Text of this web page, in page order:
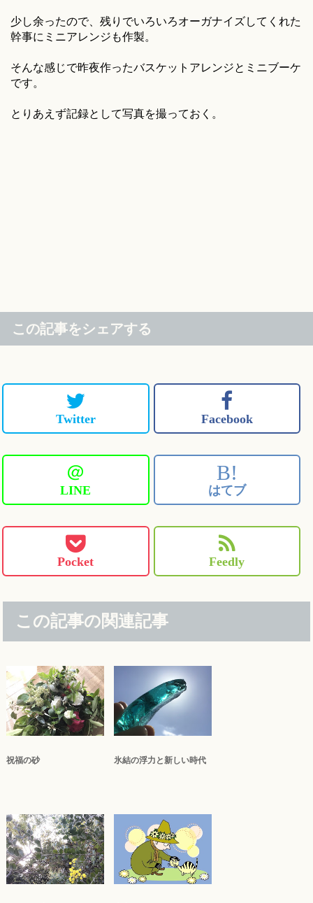
少し余ったので、残りでいろいろオーガナイズしてくれた
幹事にミニアレンジも作製。
そんな感じで昨夜作ったバスケットアレンジとミニブーケ
です。
とりあえず記録として写真を撮っておく。
この記事をシェアする
Twitter Facebook
＠
LINE
B!
はてブ
Pocket Feedly
この記事の関連記事
祝福の砂 氷結の浮力と新しい時代